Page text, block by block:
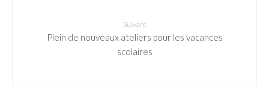
Suivant
Plein de nouveaux ateliers pour les vacances
scolaires